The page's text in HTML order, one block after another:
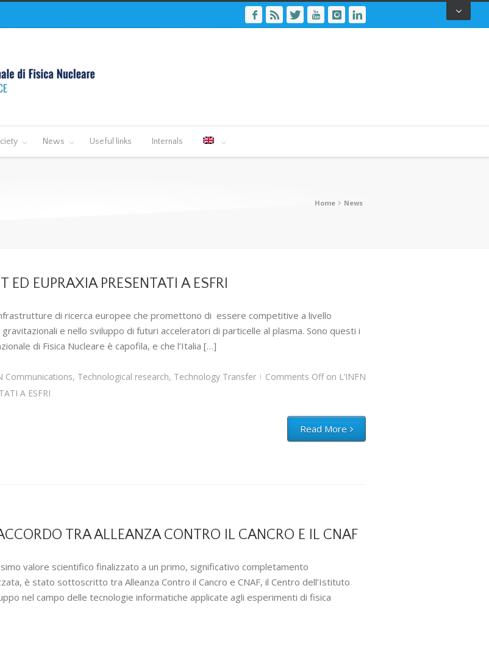
News Useful links Internals
Home News
ED EUPRAXIA PRESENTATI A ESFRI
di ricerca europee che promettono di essere competitive a livello
e nello sviluppo di futuri acceleratori di particelle al plasma. Sono questi i
di Fisica Nucleare è capofila, e che l’Italia […]
Communications, Technological research, Technology Transfer | Comments Offon L’INFN
A ESFRI
Read More
TRA ALLEANZA CONTRO IL CANCRO E IL CNAF
valore scientifico finalizzato a un primo, significativo completamento
è stato sottoscritto tra Alleanza Contro il Cancro e CNAF, il Centro dell’Istituto
nel campo delle tecnologie informatiche applicate agli esperimenti di fisica